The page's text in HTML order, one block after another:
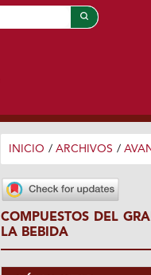
INICIO / ARCHIVOS /
COMPUESTOS DEL
LA BEBIDA